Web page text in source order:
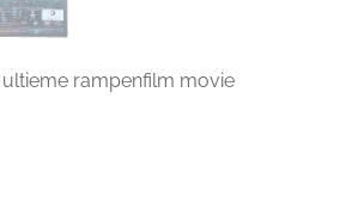
ultieme rampenfilm movie